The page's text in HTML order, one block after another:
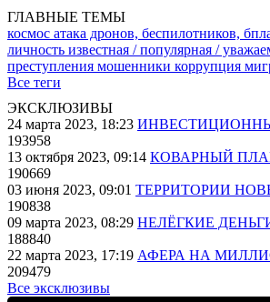
ГЛАВНЫЕ ТЕМЫ
космос атака дронов, беспилотников,
личность известная / популярная /
преступления мошенники коррупция
Все теги
ЭКСКЛЮЗИВЫ
24 марта 2023, 18:23
193958
13 октября 2023, 09:14 КОВАРНЫЙ
190669
03 июня 2023, 09:01 ТЕРРИТОРИИ
190838
09 марта 2023, 08:29 НЕЛЁГКИЕ
188840
22 марта 2023, 17:19 АФЕРА НА
209479
Все эксклюзивы